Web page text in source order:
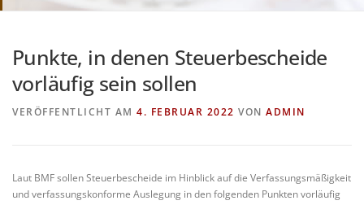
Punkte, in denen Steuerbescheide
vorläufig sein sollen
VERÖFFENTLICHT AM 4. FEBRUAR 2022 VON ADMIN
Laut BMF sollen Steuerbescheide im Hinblick auf die Verfassungsmäßigkeit
und verfassungskonforme Auslegung in den folgenden Punkten vorläufig